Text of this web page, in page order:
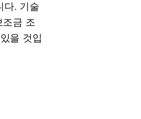
다. 기술
금 조
을 것입